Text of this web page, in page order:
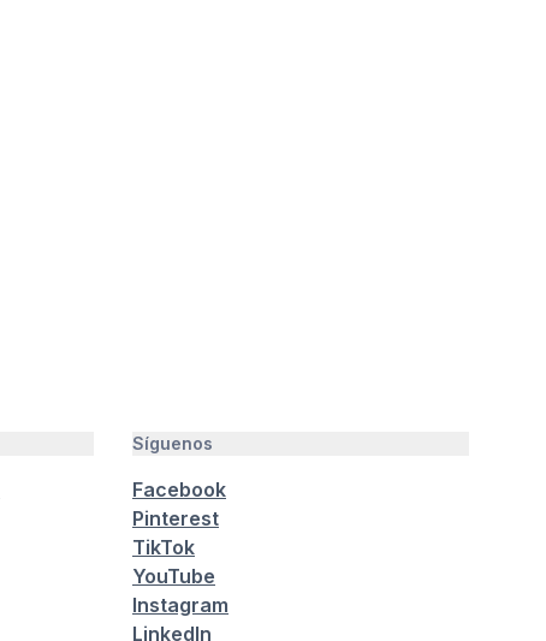
Síguenos
Facebook
Pinterest
TikTok
YouTube
Instagram
LinkedIn